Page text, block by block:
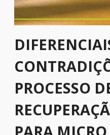
PROCESSO